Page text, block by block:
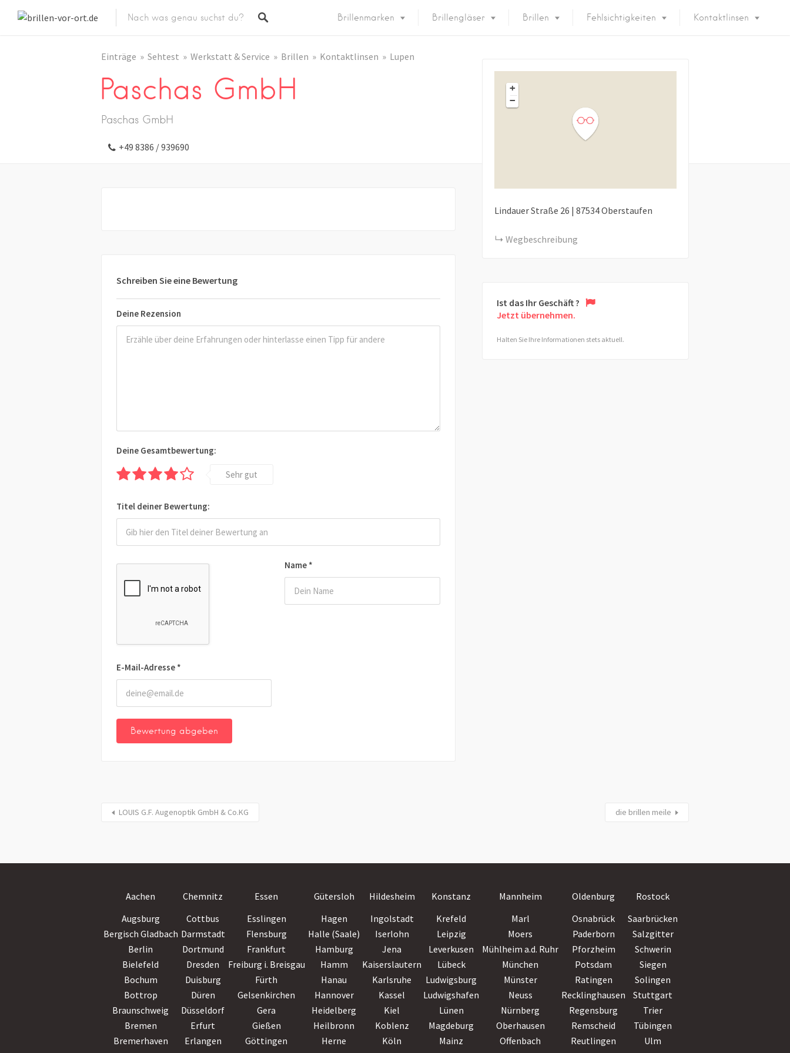
Brillenmarken Brillengläser Brillen Fehlsichtigkeiten Kontaktlinsen
Einträge Sehtest Werkstatt & Service Brillen Kontaktlinsen Lupen
Paschas GmbH
Paschas GmbH
+49 8386 / 939690
Schreiben Sie eine Bewertung
Deine Rezension
Name *
E-Mail-Adresse *
Deine Gesamtbewertung:
Sehr gut
Titel deiner Bewertung:
+
−
Lindauer Straße 26 | 87534Oberstaufen
Wegbeschreibung
Ist das Ihr Geschäft ?
Jetzt übernehmen.
Halten Sie Ihre Informationen stets aktuell.
LOUIS G.F. Augenoptik GmbH & Co.KG die brillen meile
Aachen Chemnitz Essen Gütersloh Hildesheim Konstanz Mannheim Oldenburg Rostock
Augsburg
Cottbus Esslingen Hagen Ingolstadt Krefeld Marl Osnabrück Saarbrücken
Bergisch Gladbach Darmstadt Flensburg Halle (Saale) Iserlohn Leipzig Moers Paderborn Salzgitter
Berlin
Dortmund Frankfurt Hamburg Jena Leverkusen Mühlheim a.d. Ruhr Pforzheim Schwerin
Bielefeld
Dresden Freiburg i. Breisgau Hamm Kaiserslautern Lübeck München Potsdam Siegen
Bochum
Duisburg Fürth Hanau Karlsruhe Ludwigsburg Münster Ratingen Solingen
Bottrop
Düren Gelsenkirchen Hannover Kassel Ludwigshafen Neuss Recklinghausen Stuttgart
Braunschweig
Düsseldorf Gera Heidelberg Kiel Lünen Nürnberg Regensburg Trier
Bremen
Erfurt Gießen Heilbronn Koblenz Magdeburg Oberhausen Remscheid
Tübingen
Bremerhaven
Erlangen Göttingen Herne Köln Mainz Offenbach Reutlingen Ulm